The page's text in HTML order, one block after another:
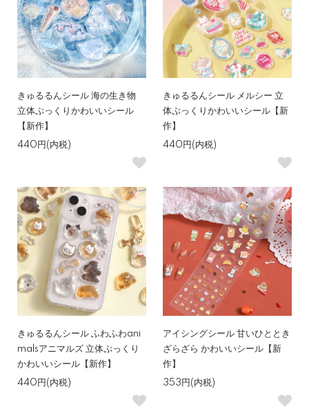
きゅるるんシール 海の生き物
立体ぷっくりかわいいシール
【新作】
440円(内税)
きゅるるんシール メルシー 立
体ぷっくりかわいいシール【新
作】
440円(内税)
きゅるるんシール ふわふわani
malsアニマルズ 立体ぷっくり
かわいいシール【新作】
440円(内税)
アイシングシール 甘いひととき
ざらざら かわいいシール【新
作】
353円(内税)